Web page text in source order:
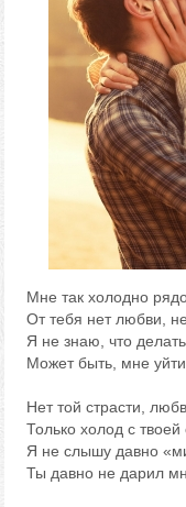
Мне так холодно
От тебя нет любви,
Я не знаю, что делать
Может быть, мне уйти
Нет той страсти,
Только холод с твоей
Я не слышу давно
Ты давно не дарил